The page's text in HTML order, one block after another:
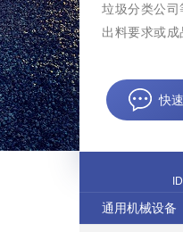
垃圾分类公
出料要求或成
量鉴定服务。
快
通用机械设备